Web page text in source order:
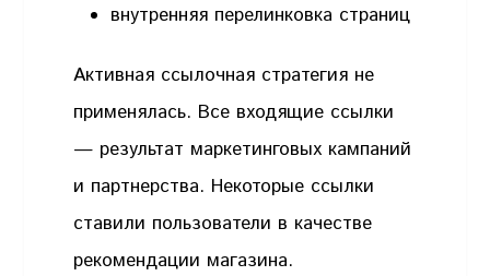
внутренняя перелинковка страниц
Активная ссылочная стратегия не
применялась. Все входящие ссылки
— результат маркетинговых кампаний
и партнерства. Некоторые ссылки
ставили пользователи в качестве
рекомендации магазина.